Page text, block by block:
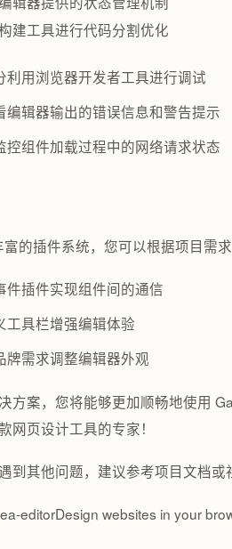
建工具进行代码分割优化
利用浏览器开发者工具进行调试
编辑器输出的错误信息和警告提示
控组件加载过程中的网络请求状态
的插件系统，您可以根据项目需
件插件实现组件间的通信
工具栏增强编辑体验
牌需求调整编辑器外观
方案，您将能够更加顺畅地使用
网页设计工具的专家！
到其他问题，建议参考项目文档
editorDesign websites in your